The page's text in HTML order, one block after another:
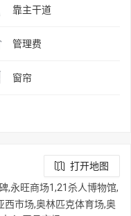
靠主干道
管理费
窗帘
打开地图
,永旺商场1,21杀人博物馆,
西市场,奥林匹克体育场,奥